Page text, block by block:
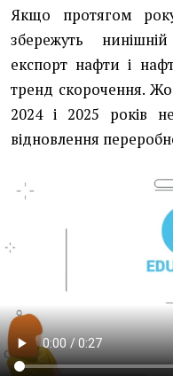
Якщо протягом
збережуть
експорт нафти і
тренд скорочення.
2024 і 2025 років
відновлення